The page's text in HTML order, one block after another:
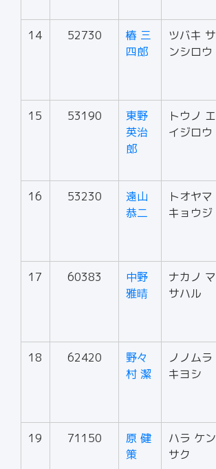
14 52730
椿 三
四郎
ツバキ サ
ンシロウ
15 53190
東野
英治
郎
トウノ エ
イジロウ
16 53230
遠山
恭二
トオヤマ
キョウジ
17 60383
中野
雅晴
ナカノ マ
サハル
18 62420
野々
村 潔
ノノムラ
キヨシ
19 71150
原 健
策
ハラ ケン
サク